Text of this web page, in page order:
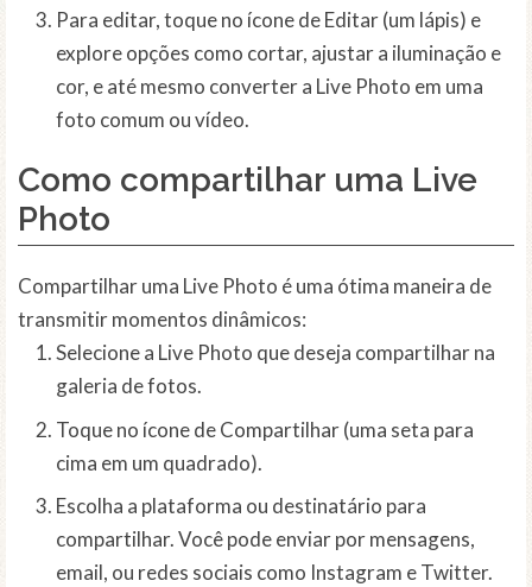
Para editar, toque no ícone de Editar (um lápis) e
explore opções como cortar, ajustar a iluminação e
cor, e até mesmo converter a Live Photo em uma
foto comum ou vídeo.
Como compartilhar uma Live
Photo
Compartilhar uma Live Photo é uma ótima maneira de
transmitir momentos dinâmicos:
Selecione a Live Photo que deseja compartilhar na
galeria de fotos.
Toque no ícone de Compartilhar (uma seta para
cima em um quadrado).
Escolha a plataforma ou destinatário para
compartilhar. Você pode enviar por mensagens,
email, ou redes sociais como Instagram e Twitter.